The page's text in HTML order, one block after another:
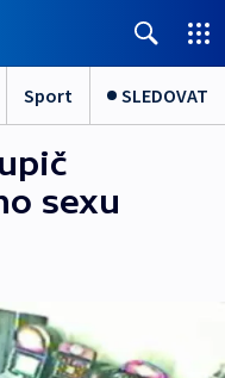
Sport SLEDOVAT
sexu